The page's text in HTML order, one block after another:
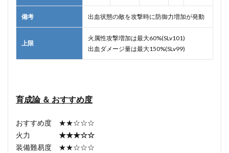
備考 出血状態の敵を攻撃時に防御力増加が発動
上限
火属性攻撃増加は最大60%(SLv101)
出血ダメージ量は最大150%(SLv99)
育成論 ＆ おすすめ度
おすすめ度 ★★☆☆☆
火力 ★★★☆☆
装備難易度 ★★☆☆☆